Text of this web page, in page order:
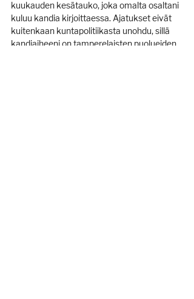
kuukauden kesätauko, joka omalta osaltani
kuluu kandia kirjoittaessa. Ajatukset eivät
kuitenkaan kuntapolitiikasta unohdu, sillä
kandiaiheeni on tamperelaisten puolueiden